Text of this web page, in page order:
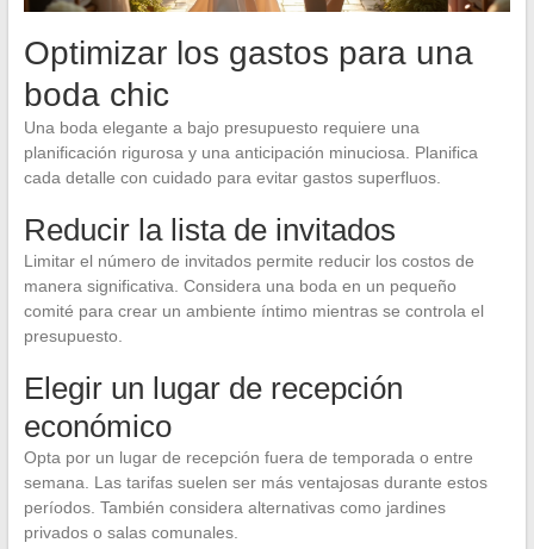
Optimizar los gastos para una
boda chic
Una boda elegante a bajo presupuesto requiere una
planificación rigurosa y una anticipación minuciosa. Planifica
cada detalle con cuidado para evitar gastos superfluos.
Reducir la lista de invitados
Limitar el número de invitados permite reducir los costos de
manera significativa. Considera una boda en un pequeño
comité para crear un ambiente íntimo mientras se controla el
presupuesto.
Elegir un lugar de recepción
económico
Opta por un lugar de recepción fuera de temporada o entre
semana. Las tarifas suelen ser más ventajosas durante estos
períodos. También considera alternativas como jardines
privados o salas comunales.